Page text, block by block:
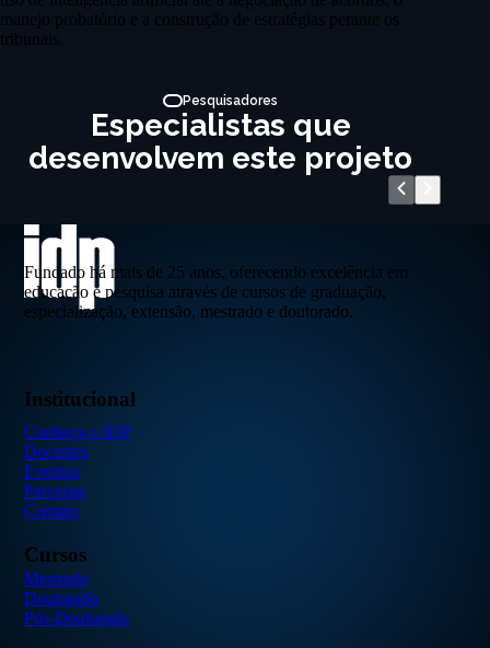
manejo probatório e a construção de estratégias perante os
tribunais.
Pesquisadores
Especialistas que
desenvolvem este projeto
Fundado há mais de 25 anos, oferecendo excelência em
educação e pesquisa através de cursos de graduação,
especialização, extensão, mestrado e doutorado.
Institucional
Conheça o IDP
Docentes
Eventos
Parcerias
Contato
Cursos
Mestrado
Doutorado
Pós-Doutorado